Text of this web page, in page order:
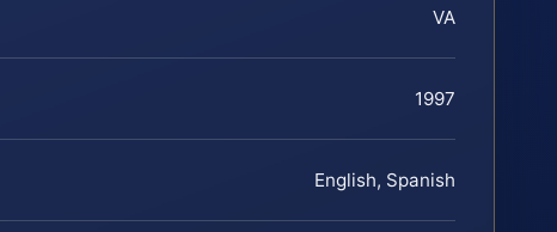
VA
1997
English, Spanish